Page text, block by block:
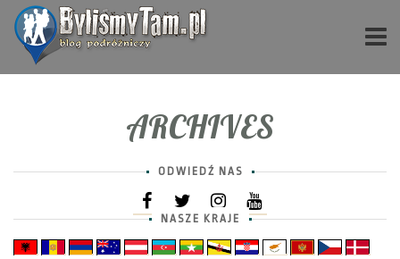
ARCHIVES
ODWIEDŹ NAS
NASZE KRAJE